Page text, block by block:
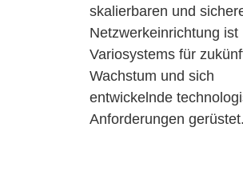
skalierbaren und
Netzwerkeinrichtung ist
Variosystems für
Wachstum und sich
entwickelnde
Anforderungen gerüstet.